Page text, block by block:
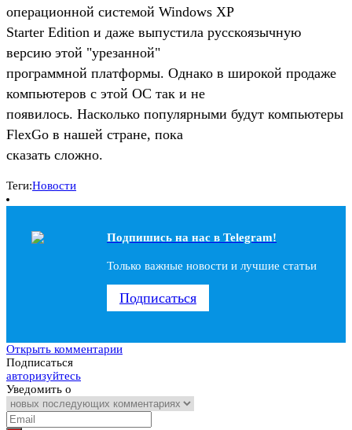
операционной системой Windows XP
Starter Edition и даже выпустила русскоязычную
версию этой "урезанной"
программной платформы. Однако в широкой продаже
компьютеров с этой ОС так и не
появилось. Насколько популярными будут компьютеры
FlexGo в нашей стране, пока
сказать сложно.
Теги:Новости
Подпишись на наc в Telegram!
Только важные новости и лучшие статьи
Подписаться
Открыть комментарии
Подписаться
авторизуйтесь
Уведомить о